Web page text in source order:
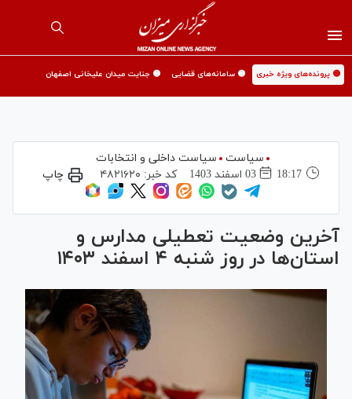
🟡 پرونده‌های ویژه خبری 🟡 سامانه‌های قضایی 🟡 جنایت میدان علیخانی اصفهان
سیاست
سیاست داخلی و انتخابات
18:17
03 اسفند 1403 کد خبر: ۴۸۲۱۶۲۰ چاپ
آخرین وضعیت تعطیلی مدارس و
استان‌ها در روز شنبه ۴ اسفند ۱۴۰۳